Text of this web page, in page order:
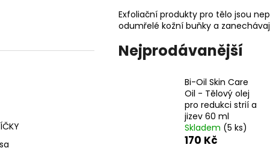
Exfoliační produkty pro tělo jsou
odumřelé kožní buňky a
Nejprodávanější
Bi-Oil Skin Care
Oil - Tělový olej
pro redukci strií a
jizev 60 ml
Skladem (5 ks)
170 Kč
Doporučujeme